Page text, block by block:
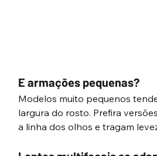
E armações pequenas?
Modelos muito pequenos
largura do rosto. Prefira
a linha dos olhos e tragam